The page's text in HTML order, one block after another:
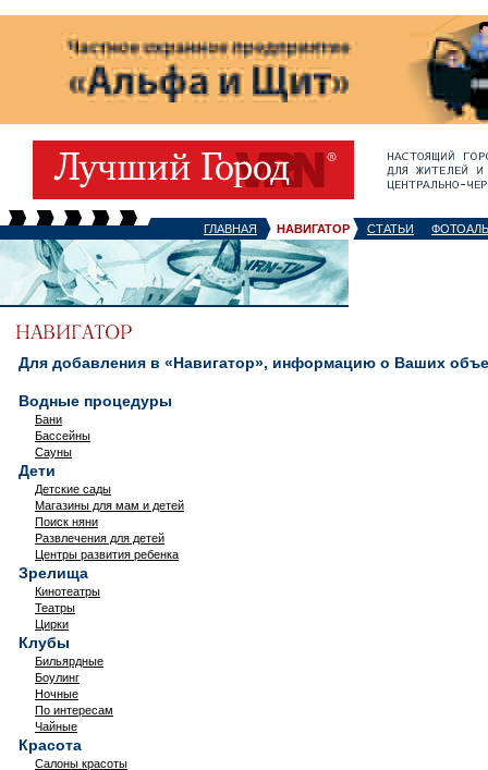
ГЛАВНАЯ НАВИГАТОР СТАТЬИ
Для добавления в «Навигатор», информацию о Ваших
Водные процедуры
Бани
Бассейны
Сауны
Дети
Детские сады
Магазины для мам и детей
Поиск няни
Развлечения для детей
Центры развития ребенка
Зрелища
Кинотеатры
Театры
Цирки
Клубы
Бильярдные
Боулинг
Ночные
По интересам
Чайные
Красота
Салоны красоты